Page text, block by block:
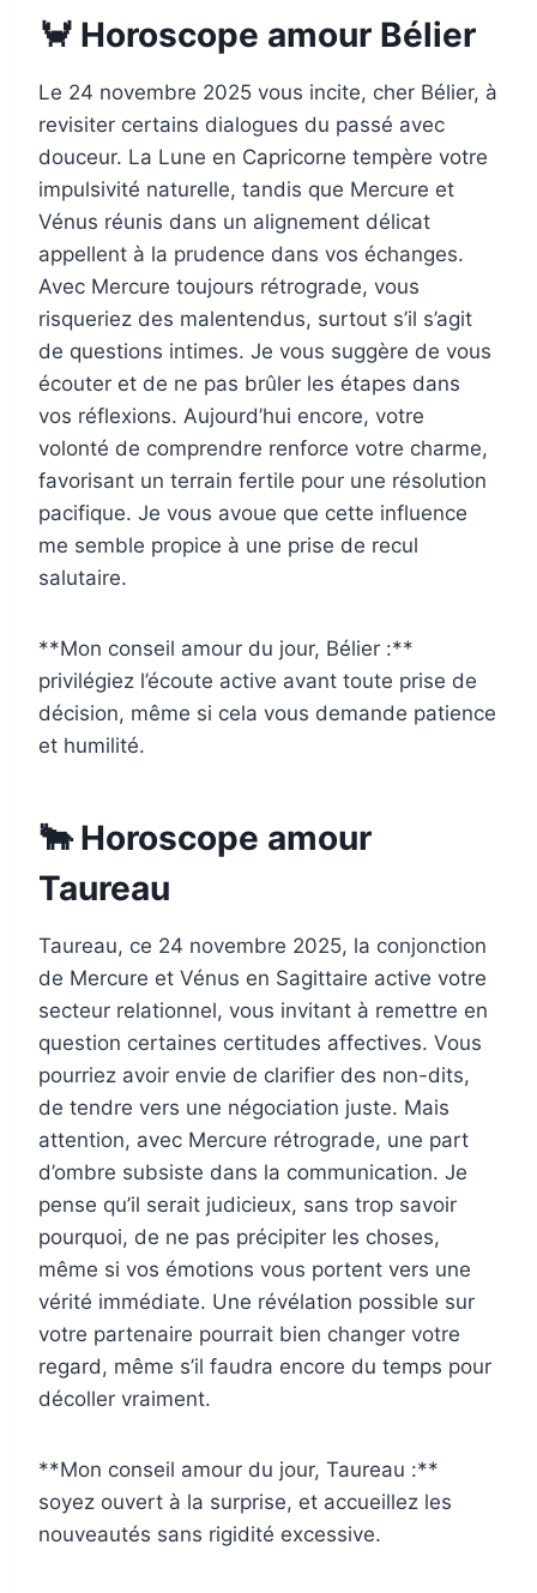
🦀 Horoscope amour Bélier
Le 24 novembre 2025 vous incite, cher Bélier, à
revisiter certains dialogues du passé avec
douceur. La Lune en Capricorne tempère votre
impulsivité naturelle, tandis que Mercure et
Vénus réunis dans un alignement délicat
appellent à la prudence dans vos échanges.
Avec Mercure toujours rétrograde, vous
risqueriez des malentendus, surtout s’il s’agit
de questions intimes. Je vous suggère de vous
écouter et de ne pas brûler les étapes dans
vos réflexions. Aujourd’hui encore, votre
volonté de comprendre renforce votre charme,
favorisant un terrain fertile pour une résolution
pacifique. Je vous avoue que cette influence
me semble propice à une prise de recul
salutaire.
**Mon conseil amour du jour, Bélier :**
privilégiez l’écoute active avant toute prise de
décision, même si cela vous demande patience
et humilité.
🐂 Horoscope amour
Taureau
Taureau, ce 24 novembre 2025, la conjonction
de Mercure et Vénus en Sagittaire active votre
secteur relationnel, vous invitant à remettre en
question certaines certitudes affectives. Vous
pourriez avoir envie de clarifier des non-dits,
de tendre vers une négociation juste. Mais
attention, avec Mercure rétrograde, une part
d’ombre subsiste dans la communication. Je
pense qu’il serait judicieux, sans trop savoir
pourquoi, de ne pas précipiter les choses,
même si vos émotions vous portent vers une
vérité immédiate. Une révélation possible sur
votre partenaire pourrait bien changer votre
regard, même s’il faudra encore du temps pour
décoller vraiment.
**Mon conseil amour du jour, Taureau :**
soyez ouvert à la surprise, et accueillez les
nouveautés sans rigidité excessive.